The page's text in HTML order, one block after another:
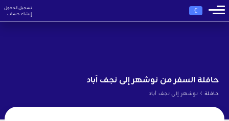
€
تسجيل الدخول
إنشاء حساب
حافلة السفر من نوشهر إلى نجف آباد
حافلة › نوشهر إلى نجف آباد